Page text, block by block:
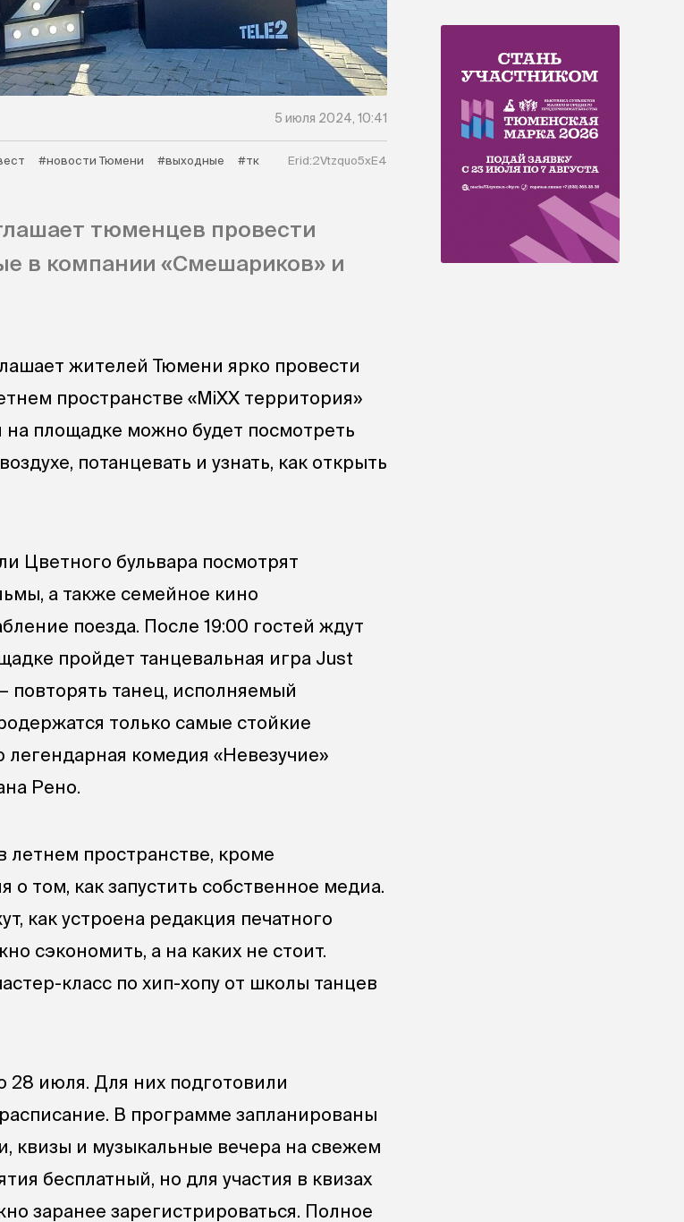
5 июля 2024, 10:41
#новости Тюмени #выходные #тк Erid:2Vtzquo5xE4
тюменцев провести
в компании «Смешариков» и
жителей Тюмени ярко провести
пространстве «MiXX территория»
площадке можно будет посмотреть
потанцевать и узнать, как открыть
Цветного бульвара посмотрят
а также семейное кино
поезда. После 19:00 гостей ждут
пройдет танцевальная игра Just
повторять танец, исполняемый
только самые стойкие
комедия «Невезучие»
Рено.
пространстве, кроме
о том, как запустить собственное медиа.
как устроена редакция печатного
сэкономить, а на каких не стоит.
класс по хип-хопу от школы танцев
28 июля. Для них подготовили
В программе запланированы
квизы и музыкальные вечера на свежем
бесплатный, но для участия в квизах
заранее зарегистрироваться. Полное